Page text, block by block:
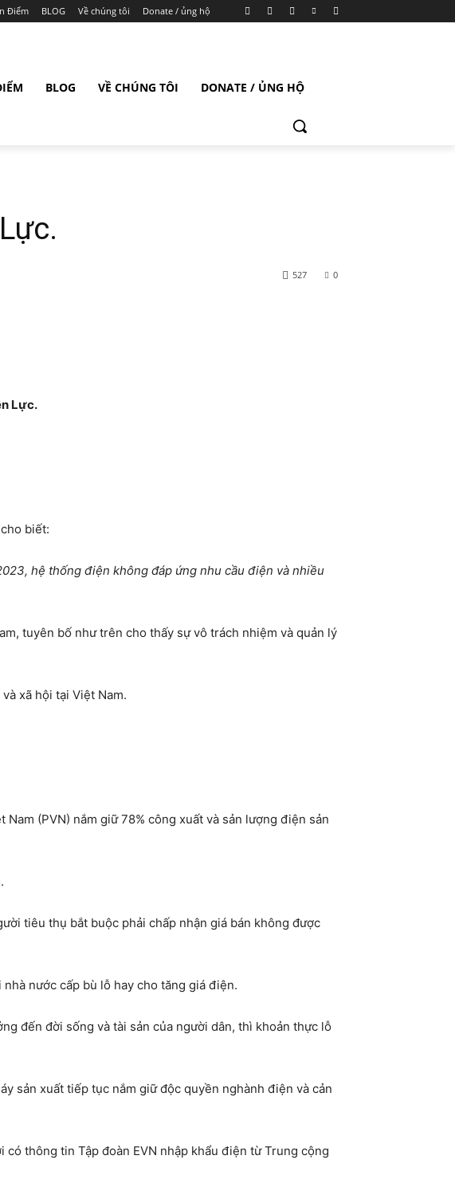
Điểm BLOG Về chúng tôi Donate / ủng hộ
BLOG VỀ CHÚNG TÔI DONATE / ỦNG HỘ
0
527
Lực.
biết:
hệ thống điện không đáp ứng nhu cầu điện và nhiều
tuyên bố như trên cho thấy sự vô trách nhiệm và quản lý
xã hội tại Việt Nam.
(PVN) nắm giữ 78% công xuất và sản lượng điện sản
tiêu thụ bắt buộc phải chấp nhận giá bán không được
nước cấp bù lỗ hay cho tăng giá điện.
đến đời sống và tài sản của người dân, thì khoản thực lỗ
sản xuất tiếp tục nắm giữ độc quyền nghành điện và cản
thông tin Tập đoàn EVN nhập khẩu điện từ Trung cộng